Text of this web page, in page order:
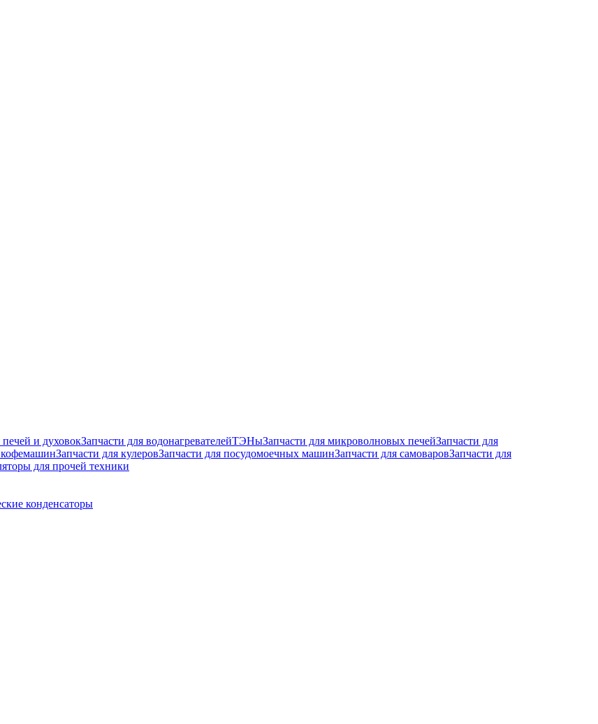
печей и духовокЗапчасти для водонагревателейТЭНыЗапчасти для микроволновых печейЗапчасти для
кофемашинЗапчасти для кулеровЗапчасти для посудомоечных машинЗапчасти для самоваровЗапчасти для
для прочей техники
конденсаторы